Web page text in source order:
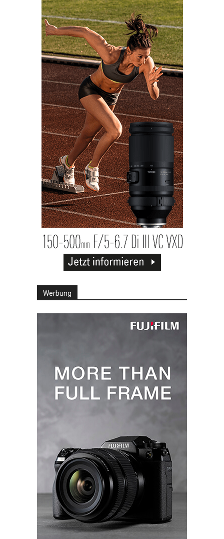
Werbung